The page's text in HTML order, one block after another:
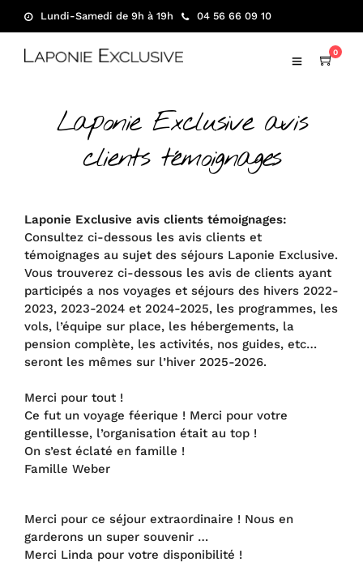
Lundi-Samedi de 9h à 19h 04 56 66 09 10
0
Laponie Exclusive avis
clients témoignages
Laponie Exclusive avis clients témoignages:
Consultez ci-dessous les avis clients et
témoignages au sujet des séjours Laponie Exclusive.
Vous trouverez ci-dessous les avis de clients ayant
participés a nos voyages et séjours des hivers 2022-
2023, 2023-2024 et 2024-2025, les programmes, les
vols, l’équipe sur place, les hébergements, la
pension complète, les activités, nos guides, etc…
seront les mêmes sur l’hiver 2025-2026.
Merci pour tout !
Ce fut un voyage féerique ! Merci pour votre
gentillesse, l’organisation était au top !
On s’est éclaté en famille !
Famille Weber
Merci pour ce séjour extraordinaire ! Nous en
garderons un super souvenir …
Merci Linda pour votre disponibilité !